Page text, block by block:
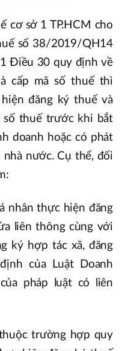
cơ sở 1 TP.HCM cho
số 38/2019/QH14
Điều 30 quy định về
cấp mã số thuế thì
đăng ký thuế và
số thuế trước khi bắt
doanh hoặc có phát
nhà nước. Cụ thể, đối
nhân thực hiện đăng
liên thông cùng với
ký hợp tác xã, đăng
của Luật Doanh
pháp luật có liên
trường hợp quy